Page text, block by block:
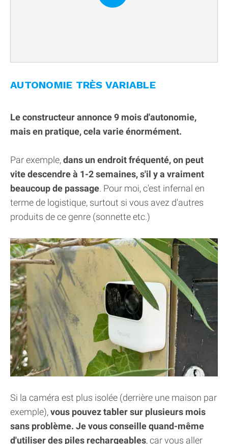
AUTONOMIE TRÈS VARIABLE
Le constructeur annonce 9 mois d'autonomie,
mais en pratique, cela varie énormément.
Par exemple,dans un endroit fréquenté, on peut
vite descendre à 1-2 semaines, s'il y a vraiment
beaucoup de passage. Pour moi, c'est infernal en
terme de logistique, surtout si vous avez d'autres
produits de ce genre (sonnette etc.)
Si la caméra est plus isolée (derrière une maison par
exemple),vous pouvez tabler sur plusieurs mois
sans problème. Je vous conseille quand-même
d'utiliser des piles rechargeables, car vous aller